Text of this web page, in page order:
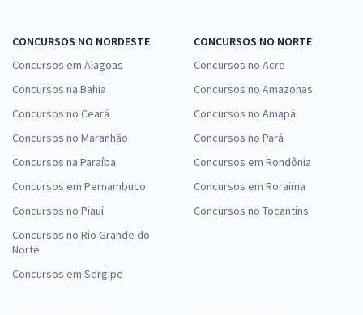
CONCURSOS NO NORDESTE
Concursos em Alagoas
Concursos na Bahia
Concursos no Ceará
Concursos no Maranhão
Concursos na Paraíba
Concursos em Pernambuco
Concursos no Piauí
Concursos no Rio Grande do
Norte
Concursos em Sergipe
CONCURSOS NO NORTE
Concursos no Acre
Concursos no Amazonas
Concursos no Amapá
Concursos no Pará
Concursos em Rondônia
Concursos em Roraima
Concursos no Tocantins